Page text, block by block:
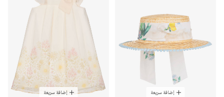
إضافة سريعة إضافة سريعة